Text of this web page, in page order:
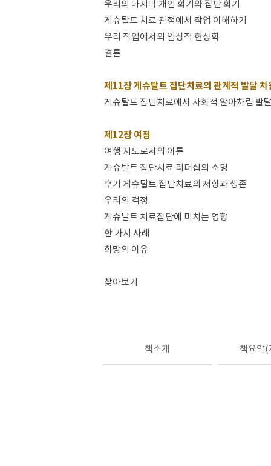
우리의 마지막 개인 회기와 집단 회기
게슈탈트 치료 관점에서 작업 이해하기
우리 작업에서의 임상적 현상학
결론
제11장 게슈탈트 집단치료의 관계적 발달
게슈탈트 집단치료에서 사회적 알아차림 발
제12장 여정
여행 지도로서의 이론
게슈탈트 집단치료 리더십의 소명
후기 게슈탈트 집단치료의 저항과 생존
우리의 걱정
게슈탈트 치료집단에 미치는 영향
한 가지 사례
희망의 이유
찾아보기
책소개 책요약(